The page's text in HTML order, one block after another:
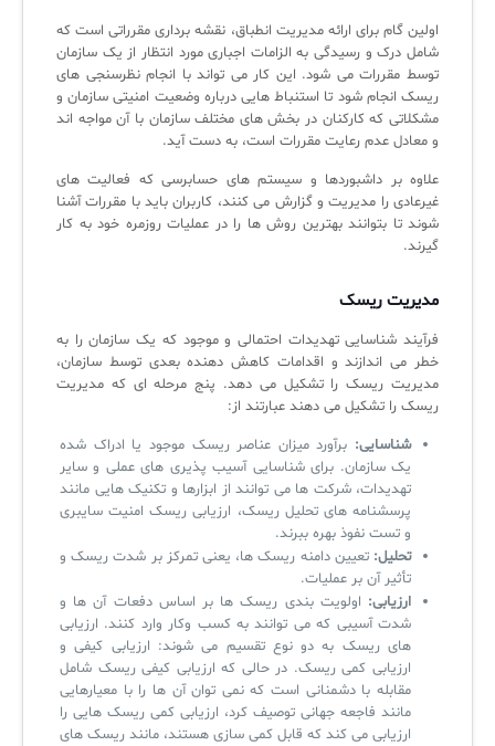
اولین گام برای ارائه مدیریت انطباق، نقشه برداری مقرراتی است که
شامل درک و رسیدگی به الزامات اجباری مورد انتظار از یک سازمان
توسط مقررات می شود. این کار می تواند با انجام نظرسنجی های
ریسک انجام شود تا استنباط هایی درباره وضعیت امنیتی سازمان و
مشکلاتی که کارکنان در بخش های مختلف سازمان با آن مواجه اند
و معادل عدم رعایت مقررات است، به دست آید.
علاوه بر داشبوردها و سیستم های حسابرسی که فعالیت های
غیرعادی را مدیریت و گزارش می کنند، کاربران باید با مقررات آشنا
شوند تا بتوانند بهترین روش ها را در عملیات روزمره خود به کار
گیرند.
مدیریت ریسک
فرآیند شناسایی تهدیدات احتمالی و موجود که یک سازمان را به
خطر می اندازند و اقدامات کاهش دهنده بعدی توسط سازمان،
مدیریت ریسک را تشکیل می دهد. پنج مرحله ای که مدیریت
ریسک را تشکیل می دهند عبارتند از:
شناسایی: برآورد میزان عناصر ریسک موجود یا ادراک شده
یک سازمان. برای شناسایی آسیب پذیری های عملی و سایر
تهدیدات، شرکت ها می توانند از ابزارها و تکنیک هایی مانند
پرسشنامه های تحلیل ریسک، ارزیابی ریسک امنیت سایبری
و تست نفوذ بهره ببرند.
تحلیل: تعیین دامنه ریسک ها، یعنی تمرکز بر شدت ریسک و
تأثیر آن بر عملیات.
ارزیابی: اولویت بندی ریسک ها بر اساس دفعات آن ها و
شدت آسیبی که می توانند به کسب وکار وارد کنند. ارزیابی
های ریسک به دو نوع تقسیم می شوند: ارزیابی کیفی و
ارزیابی کمی ریسک. در حالی که ارزیابی کیفی ریسک شامل
مقابله با دشمنانی است که نمی توان آن ها را با معیارهایی
مانند فاجعه جهانی توصیف کرد، ارزیابی کمی ریسک هایی را
ارزیابی می کند که قابل کمی سازی هستند، مانند ریسک های